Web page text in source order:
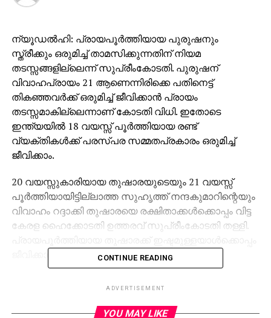
ന്യൂഡല്‍ഹി: പ്രായപൂര്‍ത്തിയായ പുരുഷനും
സ്ത്രീക്കും ഒരുമിച്ച് താമസിക്കുന്നതിന് നിയമ
തടസ്സങ്ങളില്ലെന്ന് സുപ്രീംകോടതി. പുരുഷന്
വിവാഹപ്രായം 21 ആണെന്നിരിക്കെ പതിനെട്ട്
തികഞ്ഞവര്‍ക്ക് ഒരുമിച്ച് ജീവിക്കാന്‍ പ്രായം
തടസ്സമാകില്ലെന്നാണ് കോടതി വിധി. ഇതോടെ
ഇന്ത്യയില്‍ 18 വയസ്സ് പൂര്‍ത്തിയായ രണ്ട്
വ്യക്തികള്‍ക്ക് പരസ്പര സമ്മതപ്രകാരം ഒരുമിച്ച്
ജീവിക്കാം.
20 വയസ്സുകാരിയായ തുഷാരയുടെയും 21 വയസ്സ്
പൂര്‍ത്തിയായിട്ടില്ലാത്ത സുഹൃത്ത് നന്ദകുമാറിന്റെയും
വിവാഹം റദ്ദാക്കി തുഷാരയെ രക്ഷിതാക്കള്‍ക്കൊപ്പം വിട്ട
കേരള ഹൈക്കോടതി ഉത്തരവ് സുപ്രീംകോടതി തള്ളി.
ജീവിക്കാം.
ഇരുവര്‍ക്കും ഒരുമിച്ച് ജീവിക്കാമെന്നും കോടതി
CONTINUE READING
ADVERTISEMENT
YOU MAY LIKE